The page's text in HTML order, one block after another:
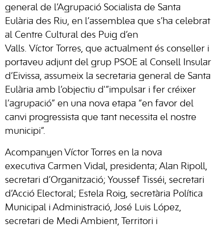
general de l’Agrupació Socialista de Santa
Eulària des Riu, en l’assemblea que s’ha celebrat
al Centre Cultural des Puig d’en
Valls. Víctor Torres, que actualment és conseller i
portaveu adjunt del grup PSOE al Consell Insular
d’Eivissa, assumeix la secretaria general de Santa
Eulària amb l’objectiu d'”impulsar i fer créixer
l’agrupació” en una nova etapa “en favor del
canvi progressista que tant necessita el nostre
municipi”.
Acompanyen Víctor Torres en la nova
executiva Carmen Vidal, presidenta; Alan Ripoll,
secretari d’Organització; Youssef Tisséi, secretari
d’Acció Electoral; Estela Roig, secretària Política
Municipal i Administració, José Luis López,
secretari de Medi Ambient, Territori i